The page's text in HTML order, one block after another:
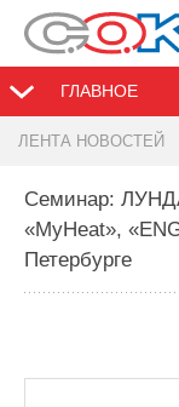
ГЛАВНОЕ
ЛЕНТА НОВОСТЕЙ
Семинар:
«MyHeat»,
Петербурге